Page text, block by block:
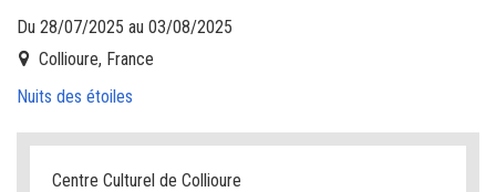
Du 28/07/2025 au 03/08/2025
Collioure, France
Nuits des étoiles
Centre Culturel de Collioure